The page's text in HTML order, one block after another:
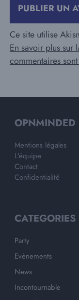
Ce site utilise
En savoir plus sur
commentaires
OPNMINDED
Mentions légales
L'équipe
Contact
Confidentialité
CATEGORIES
Party
Evènements
News
Incontournable